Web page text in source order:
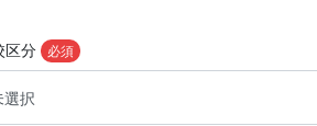
区分 必須